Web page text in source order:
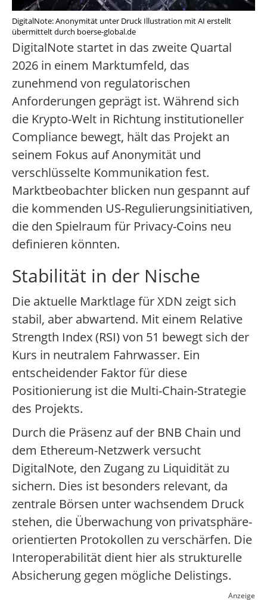
DigitalNote: Anonymität unter Druck Illustration mit AI erstellt
übermittelt durch boerse-global.de
DigitalNote startet in das zweite Quartal
2026 in einem Marktumfeld, das
zunehmend von regulatorischen
Anforderungen geprägt ist. Während sich
die Krypto-Welt in Richtung institutioneller
Compliance bewegt, hält das Projekt an
seinem Fokus auf Anonymität und
verschlüsselte Kommunikation fest.
Marktbeobachter blicken nun gespannt auf
die kommenden US-Regulierungsinitiativen,
die den Spielraum für Privacy-Coins neu
definieren könnten.
Stabilität in der Nische
Die aktuelle Marktlage für XDN zeigt sich
stabil, aber abwartend. Mit einem Relative
Strength Index (RSI) von 51 bewegt sich der
Kurs in neutralem Fahrwasser. Ein
entscheidender Faktor für diese
Positionierung ist die Multi-Chain-Strategie
des Projekts.
Durch die Präsenz auf der BNB Chain und
dem Ethereum-Netzwerk versucht
DigitalNote, den Zugang zu Liquidität zu
sichern. Dies ist besonders relevant, da
zentrale Börsen unter wachsendem Druck
stehen, die Überwachung von privatsphäre-
orientierten Protokollen zu verschärfen. Die
Interoperabilität dient hier als strukturelle
Absicherung gegen mögliche Delistings.
Anzeige